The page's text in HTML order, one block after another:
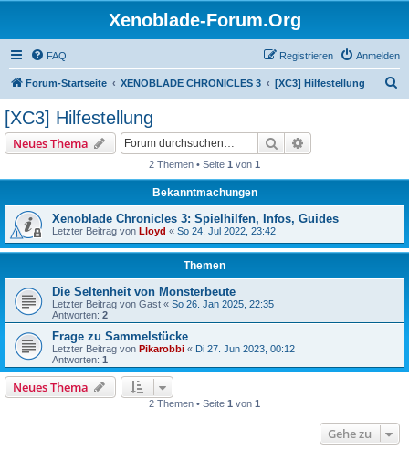
Xenoblade-Forum.Org
FAQ Anmelden
Registrieren
Forum-Startseite XENOBLADE CHRONICLES 3 [XC3] Hilfestellung
[XC3] Hilfestellung
Neues Thema Suche
2 Themen • Seite 1 von 1
Bekanntmachungen
Xenoblade Chronicles 3: Spielhilfen, Infos, Guides
Letzter Beitrag von Lloyd « So 24. Jul 2022, 23:42
Themen
Die Seltenheit von Monsterbeute
Letzter Beitrag von Gast « So 26. Jan 2025, 22:35
Antworten: 2
Frage zu Sammelstücke
Letzter Beitrag von Pikarobbi « Di 27. Jun 2023, 00:12
Antworten: 1
Neues Thema
2 Themen • Seite 1 von 1
Gehe zu